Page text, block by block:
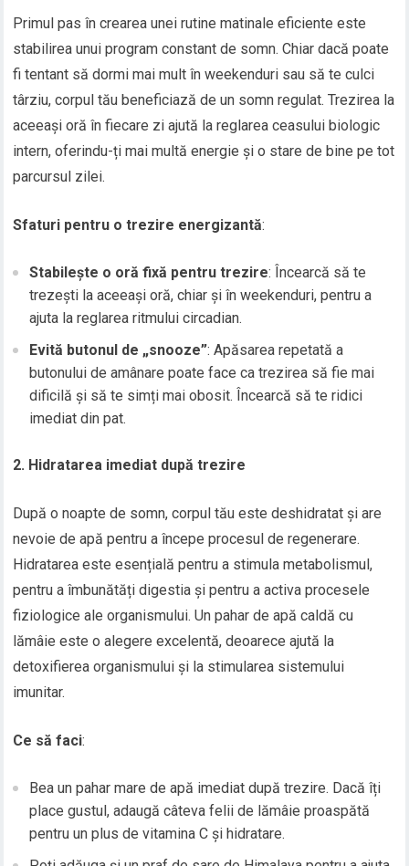
Primul pas în crearea unei rutine matinale eficiente este
stabilirea unui program constant de somn. Chiar dacă poate
fi tentant să dormi mai mult în weekenduri sau să te culci
târziu, corpul tău beneficiază de un somn regulat. Trezirea la
aceeași oră în fiecare zi ajută la reglarea ceasului biologic
intern, oferindu-ți mai multă energie și o stare de bine pe tot
parcursul zilei.
Sfaturi pentru o trezire energizantă:
Stabilește o oră fixă pentru trezire: Încearcă să te
trezești la aceeași oră, chiar și în weekenduri, pentru a
ajuta la reglarea ritmului circadian.
Evită butonul de „snooze”: Apăsarea repetată a
butonului de amânare poate face ca trezirea să fie mai
dificilă și să te simți mai obosit. Încearcă să te ridici
imediat din pat.
2. Hidratarea imediat după trezire
După o noapte de somn, corpul tău este deshidratat și are
nevoie de apă pentru a începe procesul de regenerare.
Hidratarea este esențială pentru a stimula metabolismul,
pentru a îmbunătăți digestia și pentru a activa procesele
fiziologice ale organismului. Un pahar de apă caldă cu
lămâie este o alegere excelentă, deoarece ajută la
detoxifierea organismului și la stimularea sistemului
imunitar.
Ce să faci:
Bea un pahar mare de apă imediat după trezire. Dacă îți
place gustul, adaugă câteva felii de lămâie proaspătă
pentru un plus de vitamina C și hidratare.